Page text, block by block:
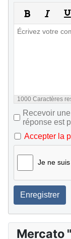
1000 Caractères
Recevoir
réponse est
Accepter la
Je ne
Enregistrer
Mercato